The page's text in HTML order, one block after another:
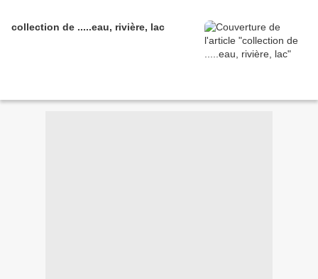
collection de .....eau, rivière, lac